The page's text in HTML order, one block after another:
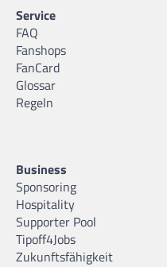
Service
FAQ
Fanshops
FanCard
Glossar
Regeln
Business
Sponsoring
Hospitality
Supporter Pool
Tipoff4Jobs
Zukunftsfähigkeit